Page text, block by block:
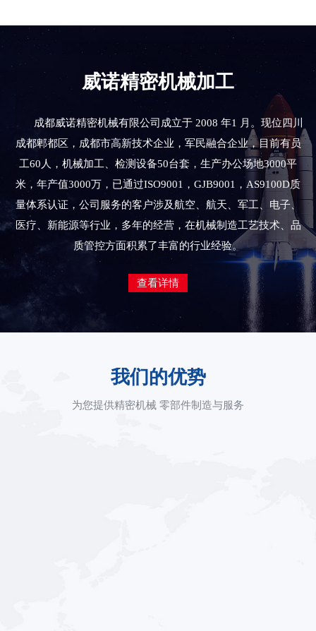
威诺精密机械加工
成都威诺精密机械有限公司成立于 2008 年1 月。现位四川
成都郫都区，成都市高新技术企业，军民融合企业，目前有员
工60人，机械加工、检测设备50台套，生产办公场地3000平
米，年产值3000万，已通过ISO9001，GJB9001，AS9100D质
量体系认证，公司服务的客户涉及航空、航天、军工、电子、
医疗、新能源等行业，多年的经营，在机械制造工艺技术、品
质管控方面积累了丰富的行业经验。
查看详情
我们的优势
为您提供精密机械 零部件制造与服务